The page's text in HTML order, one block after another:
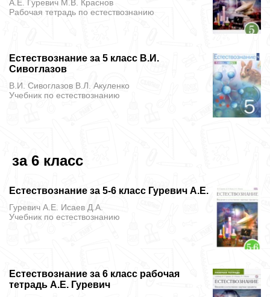
А.Е. Гуревич М.В. Краснов
Рабочая тетрадь по естествознанию
Естествознание за 5 класс В.И.
Сивоглазов
В.И. Сивоглазов В.Л. Акуленко
Учебник по естествознанию
за 6 класс
Естествознание за 5-6 класс Гуревич А.Е.
Гуревич А.Е. Исаев Д.А.
Учебник по естествознанию
Естествознание за 6 класс рабочая
тетрадь А.Е. Гуревич